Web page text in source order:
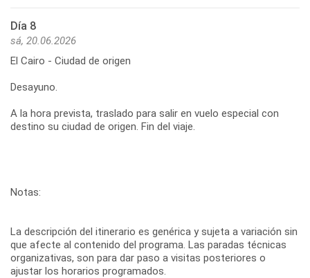
Día 8
sá, 20.06.2026
El Cairo - Ciudad de origen
Desayuno.
A la hora prevista, traslado para salir en vuelo especial con
destino su ciudad de origen. Fin del viaje.
Notas:
La descripción del itinerario es genérica y sujeta a variación sin
que afecte al contenido del programa. Las paradas técnicas
organizativas, son para dar paso a visitas posteriores o
ajustar los horarios programados.